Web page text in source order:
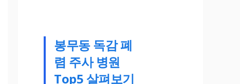
봉무동 독감 폐
렴 주사 병원
Top5 살펴보기